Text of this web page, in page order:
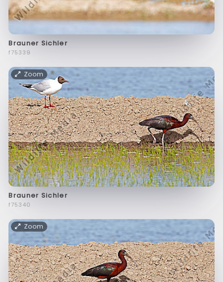
Brauner Sichler
f75339
Zoom
Brauner Sichler
f75340
Zoom